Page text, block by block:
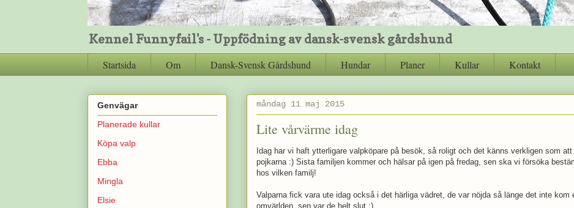
Kennel Funnyfail's - Uppfödning av dansk-svensk gårdshund
Startsida Om Dansk-Svensk Gårdshund Hundar Planer Kullar Kontakt
måndag 11 maj 2015
Lite vårvärme idag
Idag har vi haft ytterligare valpköpare på besök, så roligt och det känns verkligen som
pojkarna :) Sista familjen kommer och hälsar på igen på fredag, sen ska vi försöka
hos vilken familj!
Valparna fick vara ute idag också i det härliga vädret, de var nöjda så länge det inte
omvärlden, sen var de helt slut :)
Genvägar
Planerade kullar
Köpa valp
Ebba
Mingla
Elsie